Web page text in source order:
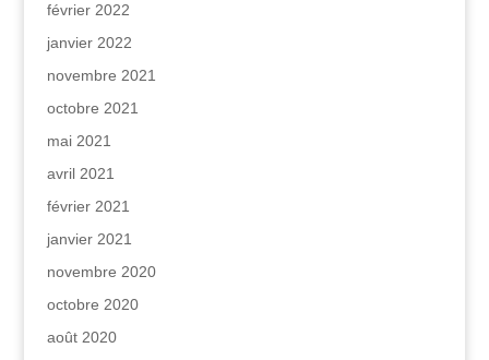
février 2022
janvier 2022
novembre 2021
octobre 2021
mai 2021
avril 2021
février 2021
janvier 2021
novembre 2020
octobre 2020
août 2020